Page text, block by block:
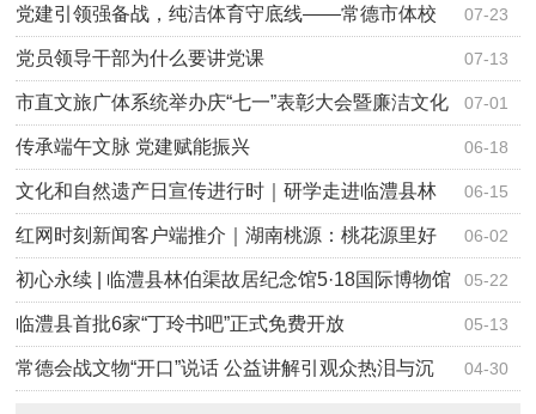
07-23
党建引领强备战，纯洁体育守底线——常德市体校
开展“一… 07-13
党员领导干部为什么要讲党课
07-01
市直文旅广体系统举办庆“七一”表彰大会暨廉洁文化
节目… 06-18
传承端午文脉 党建赋能振兴
06-15
文化和自然遗产日宣传进行时｜研学走进临澧县林
伯渠故居… 06-02
红网时刻新闻客户端推介｜湖南桃源：桃花源里好
读书 05-22
初心永续 | 临澧县林伯渠故居纪念馆5·18国际博物馆
日系… 05-13
临澧县首批6家“丁玲书吧”正式免费开放
04-30
常德会战文物“开口”说话 公益讲解引观众热泪与沉